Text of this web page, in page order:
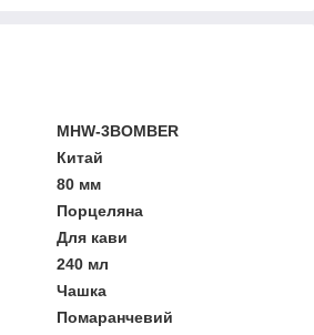
MHW-3BOMBER
Китай
80 мм
Порцеляна
Для кави
240 мл
Чашка
Помаранчевий